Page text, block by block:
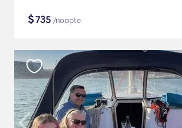
$735 /noapte